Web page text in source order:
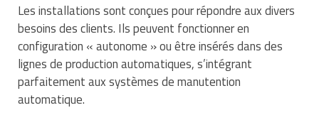
Vêtement sportif
Rôtisserie professionnelle
Sautause professionnelle
Table de cuisson professionnelle
Tables de préparation réfrigérées
Les installations sont conçues pour répondre aux divers
besoins des clients. Ils peuvent fonctionner en
configuration « autonome » ou être insérés dans des
lignes de production automatiques, s’intégrant
parfaitement aux systèmes de manutention
automatique.